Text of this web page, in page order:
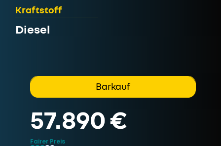
Kraftstoff
Diesel
Barkauf
57.890 €
Fairer Preis